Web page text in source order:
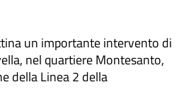
un importante intervento di
nel quartiere Montesanto,
della Linea 2 della